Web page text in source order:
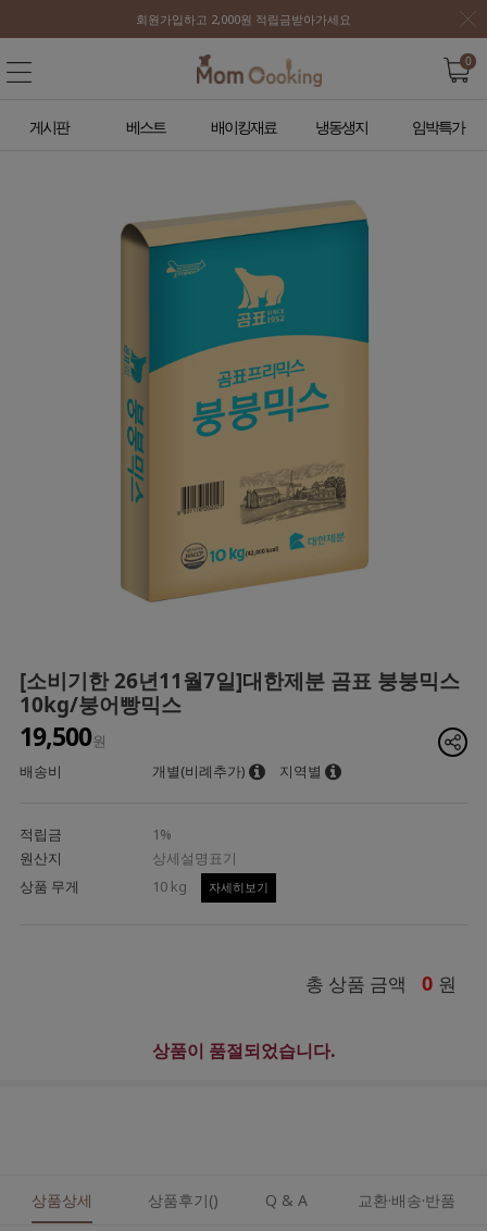
회원가입하고 2,000원 적립금받아가세요
0
게시판 베스트 배이킹재료 냉동생지 임박특가
[소비기한 26년11월7일]대한제분 곰표 붕붕믹스
10kg/붕어빵믹스
19,500원
배송비
개별(비례추가) 지역별
적립금
1%
원산지
상세설명표기
상품 무게
10 kg 자세히보기
총 상품 금액 0 원
상품이 품절되었습니다.
상품상세 상품후기() Q & A 교환·배송·반품